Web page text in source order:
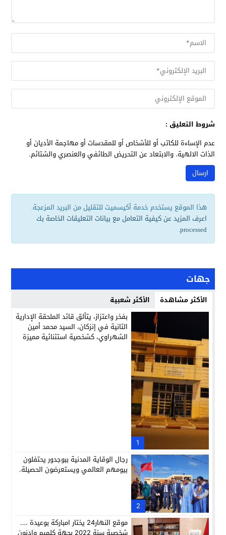
شروط التعليق :
عدم الإساءة للكاتب أو للأشخاص أو للمقدسات أو مهاجمة الأديان أو
الذات الالهية. والابتعاد عن التحريض الطائفي والعنصري والشتائم.
هذا الموقع يستخدم خدمة أكيسميت للتقليل من البريد المزعجة.
اعرف المزيد عن كيفية التعامل مع بيانات التعليقات الخاصة بك
processed
.
جهات
الأكثر مشاهدة الأكثر شعبية
1
بفخر واعتزاز، يتألق قائد الملحقة الإدارية
الثانية في إنزكان، السيد محمد أمين
الشهراوي، كشخصية استثنائية مميزة
2
رجال الوقاية المدنية ببوجدور يحتفلون
بيومهم العالمي ويستعرضون الحصيلة.
موقع النهار24 يختار امباركة بوعيدة ….